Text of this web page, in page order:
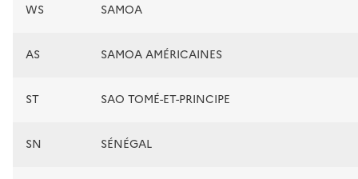
WS SAMOA
AS SAMOA AMÉRICAINES
ST SAO TOMÉ-ET-PRINCIPE
SN SÉNÉGAL